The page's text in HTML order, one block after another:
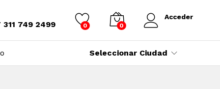
749 2499 0 0
Acceder
Seleccionar Ciudad